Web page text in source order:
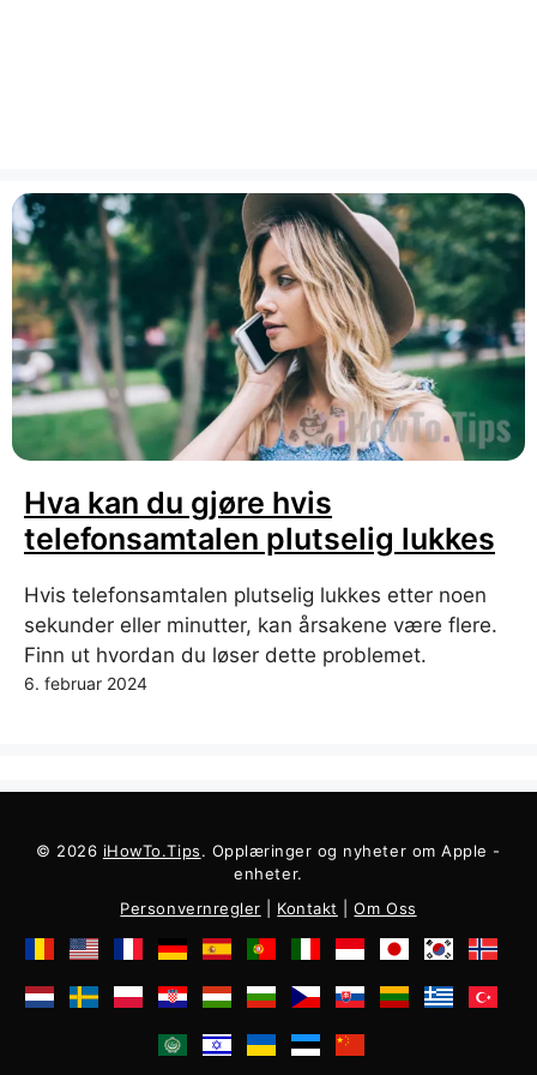
Hva kan du gjøre hvis
telefonsamtalen plutselig lukkes
Hvis telefonsamtalen plutselig lukkes etter noen
sekunder eller minutter, kan årsakene være flere.
Finn ut hvordan du løser dette problemet.
6. februar 2024
© 2026 iHowTo.Tips. Opplæringer og nyheter om Apple -
enheter.
Personvernregler
Kontakt |Om Oss